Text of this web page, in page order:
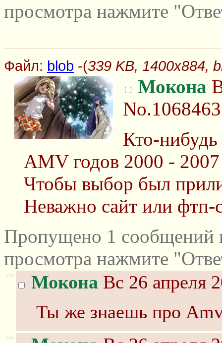
просмотра нажмите
Файл: blob -(339 KB, 1400x884,
Мокона
No.1068463
Кто-
AMV годов 2000 - 2007
Чтобы выбор был
Неважно сайт или фтп-
Пропущено 1 сообщений
просмотра нажмите
>> Мокона Вс 26 апреля
Ты же знаешь про
>>